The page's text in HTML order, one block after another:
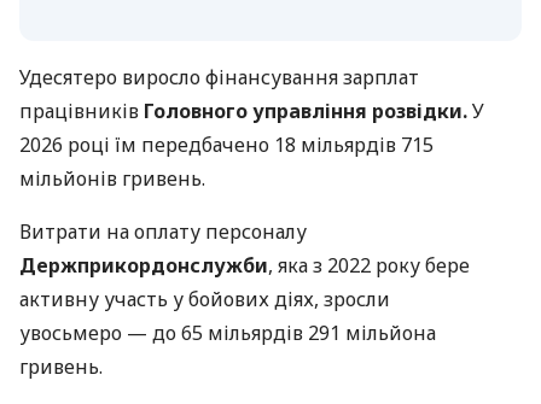
Удесятеро виросло фінансування зарплат
працівників Головного управління розвідки.У
2026 році їм передбачено 18 мільярдів 715
мільйонів гривень.
Витрати на оплату персоналу
Держприкордонслужби, яка з 2022 року бере
активну участь у бойових діях, зросли
увосьмеро — до 65 мільярдів 291 мільйона
гривень.